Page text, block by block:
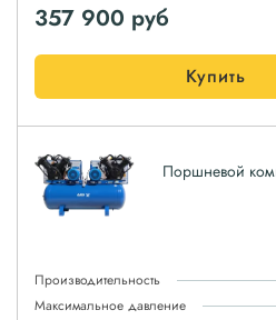
357 900 руб
Купить
Поршневой
Производительность
Максимальное давление